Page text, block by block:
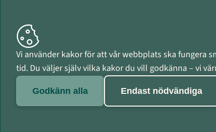
Organisationsnummer
212000-0597
Vi använder kakor för att vår webbplats ska fungera
tid. Du väljer själv vilka kakor du vill godkänna – vi
Godkänn alla Endast nödvändiga